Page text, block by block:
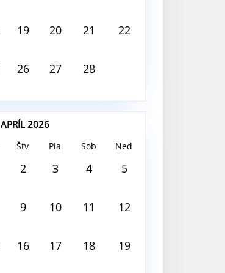
19 20 21 22
26 27 28
APRÍL 2026
Štv Pia Sob Ned
2 3 4 5
9 10 11 12
16 17 18 19